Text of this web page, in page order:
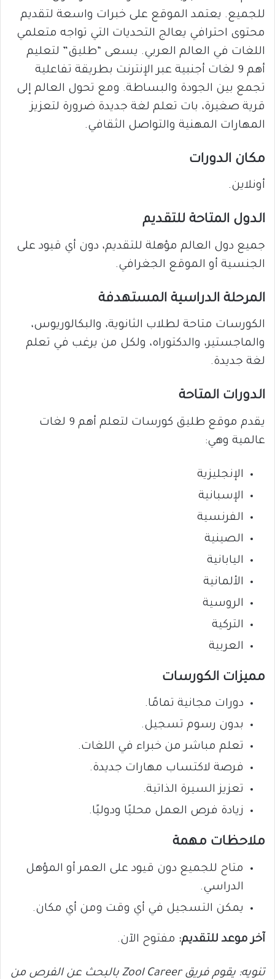
للجميع. يعتمد الموقع على خبرات واسعة لتقديم
محتوى احترافي يعالج التحديات التي تواجه متعلمي
اللغات في العالم العربي. يسعى “طليق” لتعليم
أهم 9 لغات أجنبية عبر الإنترنت بطريقة تفاعلية
تجمع بين الجودة والبساطة. ومع تحول العالم إلى
قرية صغيرة، بات تعلم لغة جديدة ضرورة لتعزيز
المهارات المهنية والتواصل الثقافي.
مكان الدورات
أونلاين.
الدول المتاحة للتقديم
جميع دول العالم مؤهلة للتقديم، دون أي قيود على
الجنسية أو الموقع الجغرافي.
المرحلة الدراسية المستهدفة
الكورسات متاحة لطلاب الثانوية، والبكالوريوس،
والماجستير، والدكتوراه، ولكل من يرغب في تعلم
لغة جديدة.
الدورات المتاحة
يقدم موقع طليق كورسات لتعلم أهم 9 لغات
عالمية وهي:
الإنجليزية
الإسبانية
الفرنسية
الصينية
اليابانية
الألمانية
الروسية
التركية
العربية
مميزات الكورسات
دورات مجانية تمامًا.
بدون رسوم تسجيل.
تعلم مباشر من خبراء في اللغات.
فرصة لاكتساب مهارات جديدة.
تعزيز السيرة الذاتية.
زيادة فرص العمل محليًا ودوليًا.
ملاحظات مهمة
متاح للجميع دون قيود على العمر أو المؤهل
الدراسي.
يمكن التسجيل في أي وقت ومن أي مكان.
آخر موعد للتقديم: مفتوح الآن.
تنويه: يقوم فريق Zool Career بالبحث عن الفرص من